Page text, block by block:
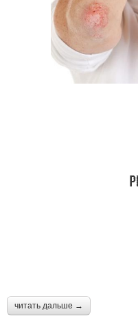
читать дальше →